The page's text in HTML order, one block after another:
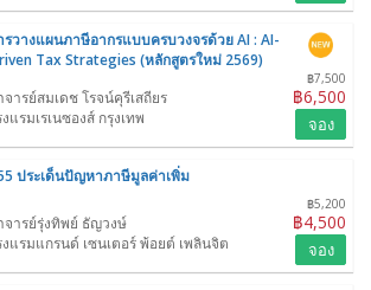
รวางแผนภาษีอากรแบบครบวงจรด้วย AI : AI-
Tax Strategies (หลักสูตรใหม่ 2569)
฿7,500
฿6,500
จารย์สมเดช โรจน์คุรีเสถียร
งแรมเรเนซองส์ กรุงเทพ
จอง
ประเด็นปัญหาภาษีมูลค่าเพิ่ม
฿5,200
฿4,500
จารย์รุ่งทิพย์ ธัญวงษ์
งแรมแกรนด์ เซนเตอร์ พ้อยต์ เพลินจิต
จอง